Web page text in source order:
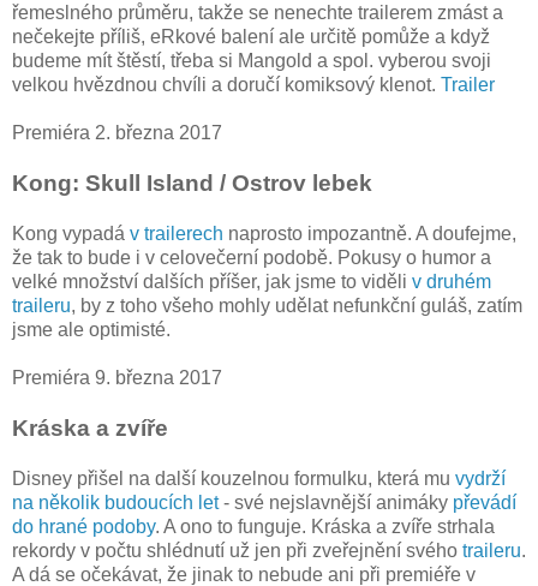
řemeslného průměru, takže se nenechte trailerem zmást a
nečekejte příliš, eRkové balení ale určitě pomůže a když
budeme mít štěstí, třeba si Mangold a spol. vyberou svoji
velkou hvězdnou chvíli a doručí komiksový klenot. Trailer
Premiéra 2. března 2017
Kong: Skull Island / Ostrov lebek
Kong vypadá v trailerech naprosto impozantně. A doufejme,
že tak to bude i v celovečerní podobě. Pokusy o humor a
velké množství dalších příšer, jak jsme to viděli v druhém
traileru, by z toho všeho mohly udělat nefunkční guláš, zatím
jsme ale optimisté.
Premiéra 9. března 2017
Kráska a zvíře
Disney přišel na další kouzelnou formulku, která mu vydrží
na několik budoucích let- své nejslavnější animáky převádí
do hrané podoby. A ono to funguje. Kráska a zvíře strhala
rekordy v počtu shlédnutí už jen při zveřejnění svého traileru.
A dá se očekávat, že jinak to nebude ani při premiéře v